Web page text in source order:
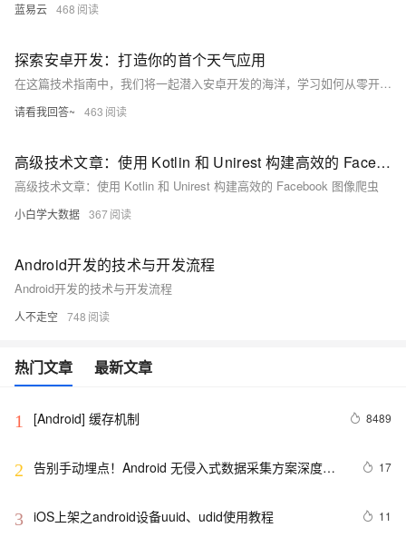
蓝易云 468
探索安卓开发：打造你的首个天气应用
在这篇技术指南中，我们将一起潜入安卓开发的海洋，学习如何从零开始构建一个简单的天气应用。通过这个实践项目，你将掌握安卓开发的核心概念、界面设计、网络编程以及数据解析等技能。无论你是初学者还是有一定基础的开发者，这篇文章都将为你提供一个清晰的路线图和实用的代码示例，帮助你在安卓开发的道路上迈出坚实的一步。让我们一起开始这段旅程，打造属于你自己的第一个安卓应用吧！
请看我回答~ 463
高级技术文章：使用 Kotlin 和 Unirest 构建高效的 Facebook 图像爬虫
高级技术文章：使用 Kotlin 和 Unirest 构建高效的 Facebook 图像爬虫
小白学大数据 367
Android开发的技术与开发流程
Android开发的技术与开发流程
人不走空 748
热门文章 最新文章
1 [Android] 缓存机制 8489
2 告别手动埋点！Android 无侵入式数据采集方案深度解
17
3 iOS上架之android设备uuid、udid使用教程 11